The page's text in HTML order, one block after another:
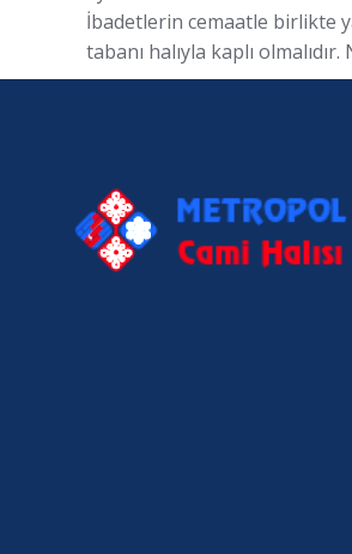
İbadetlerin cemaatle birlikte
tabanı halıyla kaplı olmalıdır.